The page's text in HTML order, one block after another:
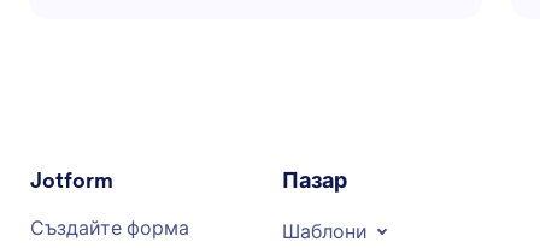
Jotform
Създайте форма
Пазар
Шаблони